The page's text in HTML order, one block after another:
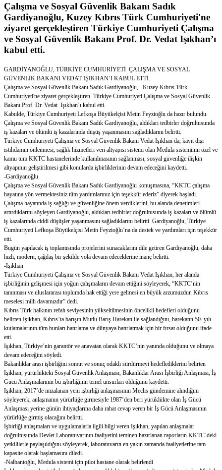
Çalışma ve Sosyal Güvenlik Bakanı Sadık
Gardiyanoğlu, Kuzey Kıbrıs Türk Cumhuriyeti'ne
ziyaret gerçekleştiren Türkiye Cumhuriyeti Çalışma
ve Sosyal Güvenlik Bakanı Prof. Dr. Vedat Işıkhan’ı
kabul etti.
GARDİYANOĞLU, TÜRKİYE CUMHURİYETİ ÇALIŞMA VE SOSYAL
GÜVENLİK BAKANI VEDAT IŞIKHAN’I KABUL ETTİ.
Çalışma ve Sosyal Güvenlik Bakanı Sadık Gardiyanoğlu, Kuzey Kıbrıs Türk
Cumhuriyeti'ne ziyaret gerçekleştiren Türkiye Cumhuriyeti Çalışma ve Sosyal Güvenlik
Bakanı Prof. Dr. Vedat Işıkhan’ı kabul etti.
Kabulde, Türkiye Cumhuriyeti Lefkoşa Büyükelçisi Metin Feyzioğlu da hazır bulundu.
Çalışma ve Sosyal Güvenlik Bakanı Sadık Gardiyanoğlu, aldıkları tedbirler doğrultusunda
iş kazaları ve ölümlü iş kazalarında düşüş yaşanmasını sağladıklarını belirtti.
Türkiye Cumhuriyeti Çalışma ve Sosyal Güvenlik Bakanı Vedat Işıkhan da, kayıt dışı
istihdamın önlenmesi, sağlık hizmetleri veri altyapısı sistemi olan Medula sisteminin özel ve
kamu tüm KKTC hastanelerinde kullanılmasının sağlanması, sosyal güvenliğe ilişkin
altyapının geliştirilmesi gibi konularda işbirliklerinin devam edeceğini kaydetti.
-Gardiyanoğlu
Çalışma ve Sosyal Güvenlik Bakanı Sadık Gardiyanoğlu konuşmasına, “KKTC çalışma
hayatına yön vermektesiniz tüm yardımlarınız için teşekkür ederiz” diyerek başladı.
Çalışma hayatında iş sağlığı ve güvenliğine önem verdiklerini, bu alanda denetimleri
artırdıklarını söyleyen Gardiyanoğlu, aldıkları tedbirler doğrultusunda iş kazaları ve ölümlü
iş kazalarında ciddi düşüşler yaşanmasını sağladıklarını belirtti. Gardiyanoğlu, Türkiye
Cumhuriyeti Lefkoşa Büyükelçisi Metin Feyzioğlu’na da destek ve yardımları için teşekkür
etti.
Bugün yapılacak iş toplantısında projelerini sunacaklarını dile getiren Gardiyanoğlu, daha
hızlı, modern, çağdaş bir şekilde yola devam edeceklerine inanç belirtti.
-Işıkhan
Türkiye Cumhuriyeti Çalışma ve Sosyal Güvenlik Bakanı Vedat Işıkhan, her alanda
işbirliğinin gelişmesi için yoğun çalışmaların devam ettiğini söyleyerek, “KKTC’nin
tanınması ve uluslararası toplumda hak ettiği yere gelmesi en büyük arzumuzdur. Kıbrıs
meselesi milli davamızdır” dedi.
Kıbrıs Türk halkının refah seviyesinin yükseltilmesinin öncelikli hedefleri olduğunu
belirten Işıkhan, Kıbrıs’ta barışın Mutlu Barış Harekatı ile sağlandığını, harekatın 50. yılı
kutlamalarının tüm bunları hatırlama ve dünyaya hatırlatmak için bir fırsat olduğunu ifade
etti.
Işıkhan, Türkiye’nin garantör ve anavatan olarak KKTC’nin yanında olduğunu ve olmaya
devam edeceğini söyledi.
Bakanlıklar arası işbirliğini somut ve sonuç odaklı sürdürmeyi hedeflediklerini belirten
Işıkhan, yürürlükteki Sosyal Güvenlik Anlaşması, Bakanlıklar Arası İşbirliği Anlaşması, İş
Gücü Anlaşmalarının bu işbirliğinin temel unsurları olduğunu kaydetti.
Işıkhan, 2017’de imzalanan yeni işbirliği anlaşmasının Meclis gündemine alındığını
söyleyerek, anlaşmanın yürürlüğe girmesiyle 1987’den beri yürüklükte olan İş Gücü
Anlaşması yerine günün ihtiyaçlarına daha rahat cevap veren bir İş Gücü Anlaşmasının
yürürlüğe girmiş olacağını belirtti.
İşbirliği anlaşmaları ve uygulamalarla ilgili bilgi veren Işıkhan, yapılan anlaşmalar
doğrultusunda Devlet Laboratuvarının faaliyetini teminen hazırlanan raporların KKTC’deki
yetkililerle paylaşıldığını söyleyerek, laboratuvarın en yakın zamanda faaliyetlerine tam
kapasite olarak başlamasını diledi.
-Nalbantoğlu, Medula sistemi için pilot hastane olarak belirlendi